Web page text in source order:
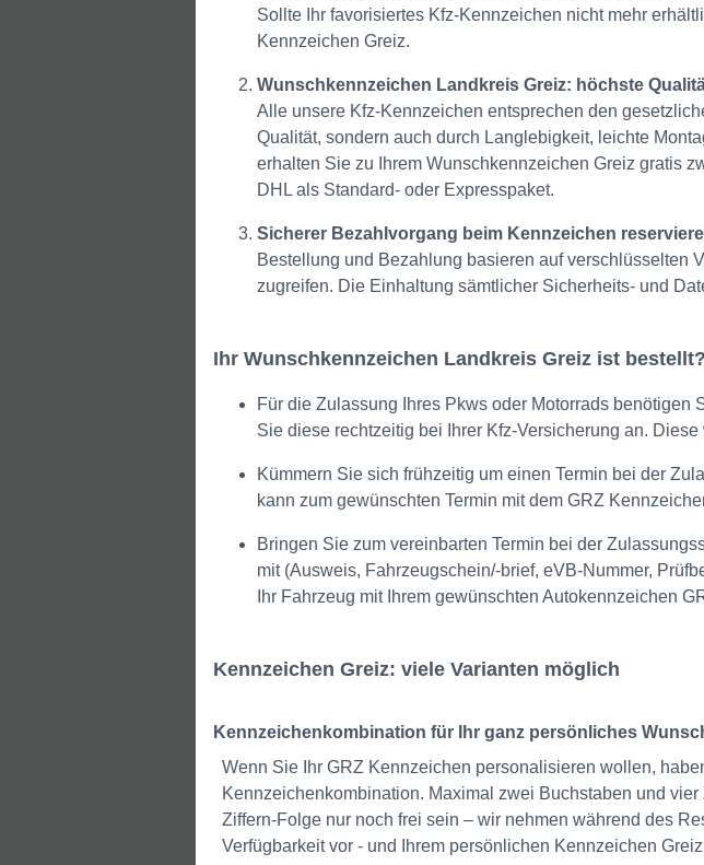
Sollte Ihr favorisiertes Kfz-Kennzeichen nicht mehr
Kennzeichen Greiz.
Wunschkennzeichen Landkreis Greiz: höchste
Alle unsere Kfz-Kennzeichen entsprechen den
Qualität, sondern auch durch Langlebigkeit, leichte
erhalten Sie zu Ihrem Wunschkennzeichen Greiz gratis
DHL als Standard- oder Expresspaket.
Sicherer Bezahlvorgang beim Kennzeichen
Bestellung und Bezahlung basieren auf verschlüsselten
zugreifen. Die Einhaltung sämtlicher Sicherheits- und
Ihr Wunschkennzeichen Landkreis Greiz ist
Für die Zulassung Ihres Pkws oder Motorrads
Sie diese rechtzeitig bei Ihrer Kfz-Versicherung an.
Kümmern Sie sich frühzeitig um einen Termin bei der
kann zum gewünschten Termin mit dem GRZ
Bringen Sie zum vereinbarten Termin bei der
mit (Ausweis, Fahrzeugschein/-brief, eVB-Nummer,
Ihr Fahrzeug mit Ihrem gewünschten Autokennzeichen
Kennzeichen Greiz: viele Varianten möglich
Kennzeichenkombination für Ihr ganz persönliches
Wenn Sie Ihr GRZ Kennzeichen personalisieren wollen,
Kennzeichenkombination. Maximal zwei Buchstaben und
Ziffern-Folge nur noch frei sein – wir nehmen während des
Verfügbarkeit vor - und Ihrem persönlichen Kennzeichen